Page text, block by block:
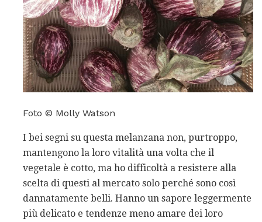
Foto © Molly Watson
I bei segni su questa melanzana non, purtroppo,
mantengono la loro vitalità una volta che il
vegetale è cotto, ma ho difficoltà a resistere alla
scelta di questi al mercato solo perché sono così
dannatamente belli. Hanno un sapore leggermente
più delicato e tendenze meno amare dei loro